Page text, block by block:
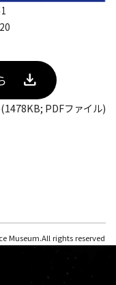
(1478KB; PDFファイル)
Museum.All rights reserved